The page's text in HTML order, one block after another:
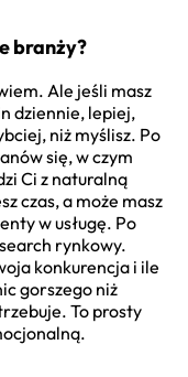
branży?
Ale jeśli masz
dziennie, lepiej,
niż myślisz. Po
się, w czym
Ci z naturalną
czas, a może masz
w usługę. Po
rynkowy.
konkurencja i ile
gorszego niż
To prosty